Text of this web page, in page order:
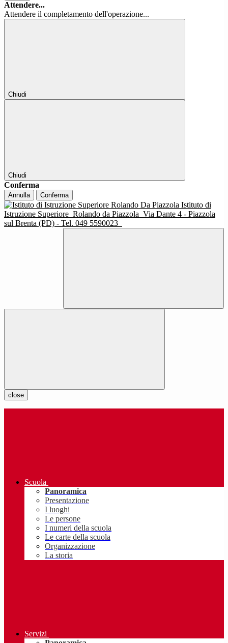
Attendere...
Attendere il completamento dell'operazione...
Chiudi
Chiudi
Conferma
Annulla Conferma
Istituto di
Istruzione Superiore Rolando da Piazzola Via Dante 4 - Piazzola
sul Brenta (PD) - Tel. 049 5590023
close
Scuola
Panoramica
Presentazione
I luoghi
Le persone
I numeri della scuola
Le carte della scuola
Organizzazione
La storia
Servizi